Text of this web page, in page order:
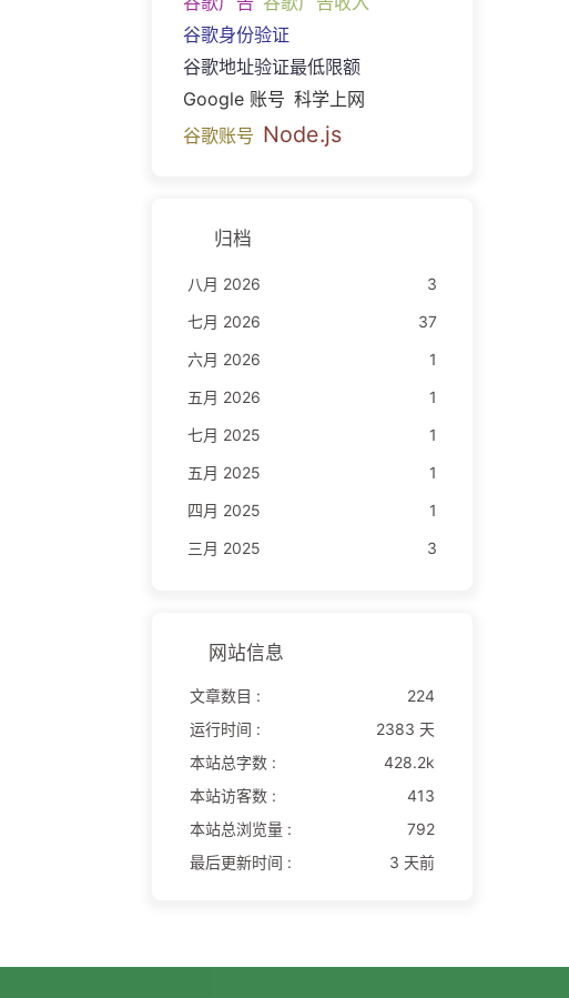
谷歌身份验证
谷歌地址验证最低限额
Google 账号 科学上网
谷歌账号 Node.js
归档
八月 2026
3
七月 2026
37
六月 2026
1
五月 2026
1
七月 2025
1
五月 2025
1
四月 2025
1
三月 2025
3
网站信息
文章数目 :
224
运行时间 :
2383 天
本站总字数 :
428.2k
本站访客数 :
413
本站总浏览量 :
792
最后更新时间 :
3 天前